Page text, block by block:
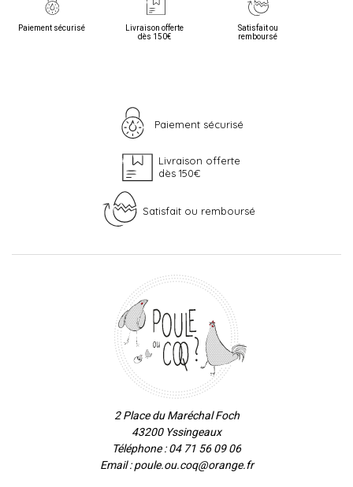
Paiement sécurisé
Livraison offerte
dès 150€
Satisfait ou
remboursé
Paiement sécurisé
Livraison offerte
dès 150€
Satisfait ou remboursé
2 Place du Maréchal Foch
43200 Yssingeaux
Téléphone : 04 71 56 09 06
Email : poule.ou.coq@orange.fr